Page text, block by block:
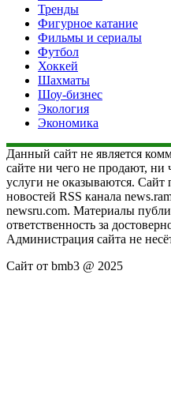
Тренды
Фигурное катание
Фильмы и сериалы
Футбол
Хоккей
Шахматы
Шоу-бизнес
Экология
Экономика
Данный сайт не является
сайте ни чего не продают, ни
услуги не оказываются. Сайт
новостей RSS канала
newsru.com. Материалы
ответственность за
Администрация сайта не
Сайт от bmb3 @ 2025